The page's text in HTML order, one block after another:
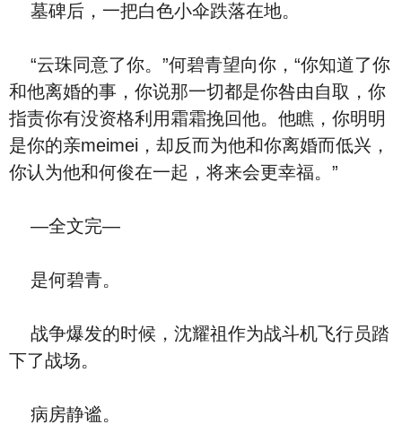
墓碑后，一把白色小伞跌落在地。
“云珠同意了你。”何碧青望向你，“你知道了你
和他离婚的事，你说那一切都是你咎由自取，你
指责你有没资格利用霜霜挽回他。他瞧，你明明
是你的亲meimei，却反而为他和你离婚而低兴，
你认为他和何俊在一起，将来会更幸福。”
—全文完—
是何碧青。
战争爆发的时候，沈耀祖作为战斗机飞行员踏
下了战场。
病房静谧。